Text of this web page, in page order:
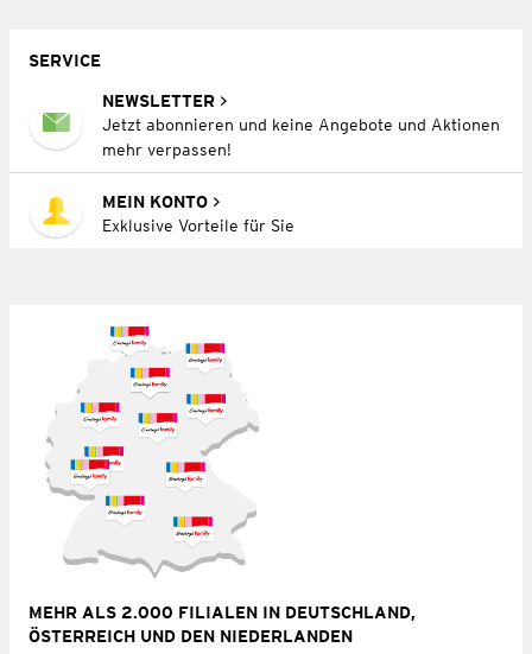
SERVICE
NEWSLETTER
Jetzt abonnieren und keine Angebote und Aktionen
mehr verpassen!
MEIN KONTO
Exklusive Vorteile für Sie
MEHR ALS 2.000 FILIALEN IN DEUTSCHLAND,
ÖSTERREICH UND DEN NIEDERLANDEN